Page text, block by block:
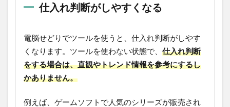
仕入れ判断がしやすくなる
電脳せどりでツールを使うと、仕入れ判断がしやす
くなります。ツールを使わない状態で、 仕入れ判断
をする場合は、直観やトレンド情報を参考にするし
かありません。
例えば、ゲームソフトで人気のシリーズが販売され